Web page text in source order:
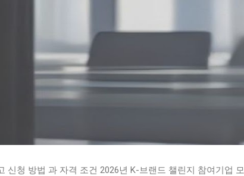
청 방법 과 자격 조건 2026년 K-브랜드 챌린지 참여기업 모